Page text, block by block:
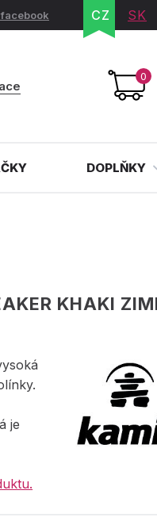
CZ SK
0
DOPLŇKY
KHAKI
je